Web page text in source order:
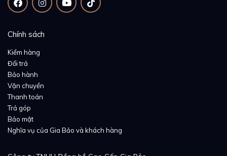
Vỏ thép không gỉ 316L & Dây da cá sấu
Chính sách
Kiểm hàng
Đổi trả
Bảo hành
Vận chuyển
Thanh toán
Trả góp
Bảo mật
Nghĩa vụ của Gia Bảo và khách hàng